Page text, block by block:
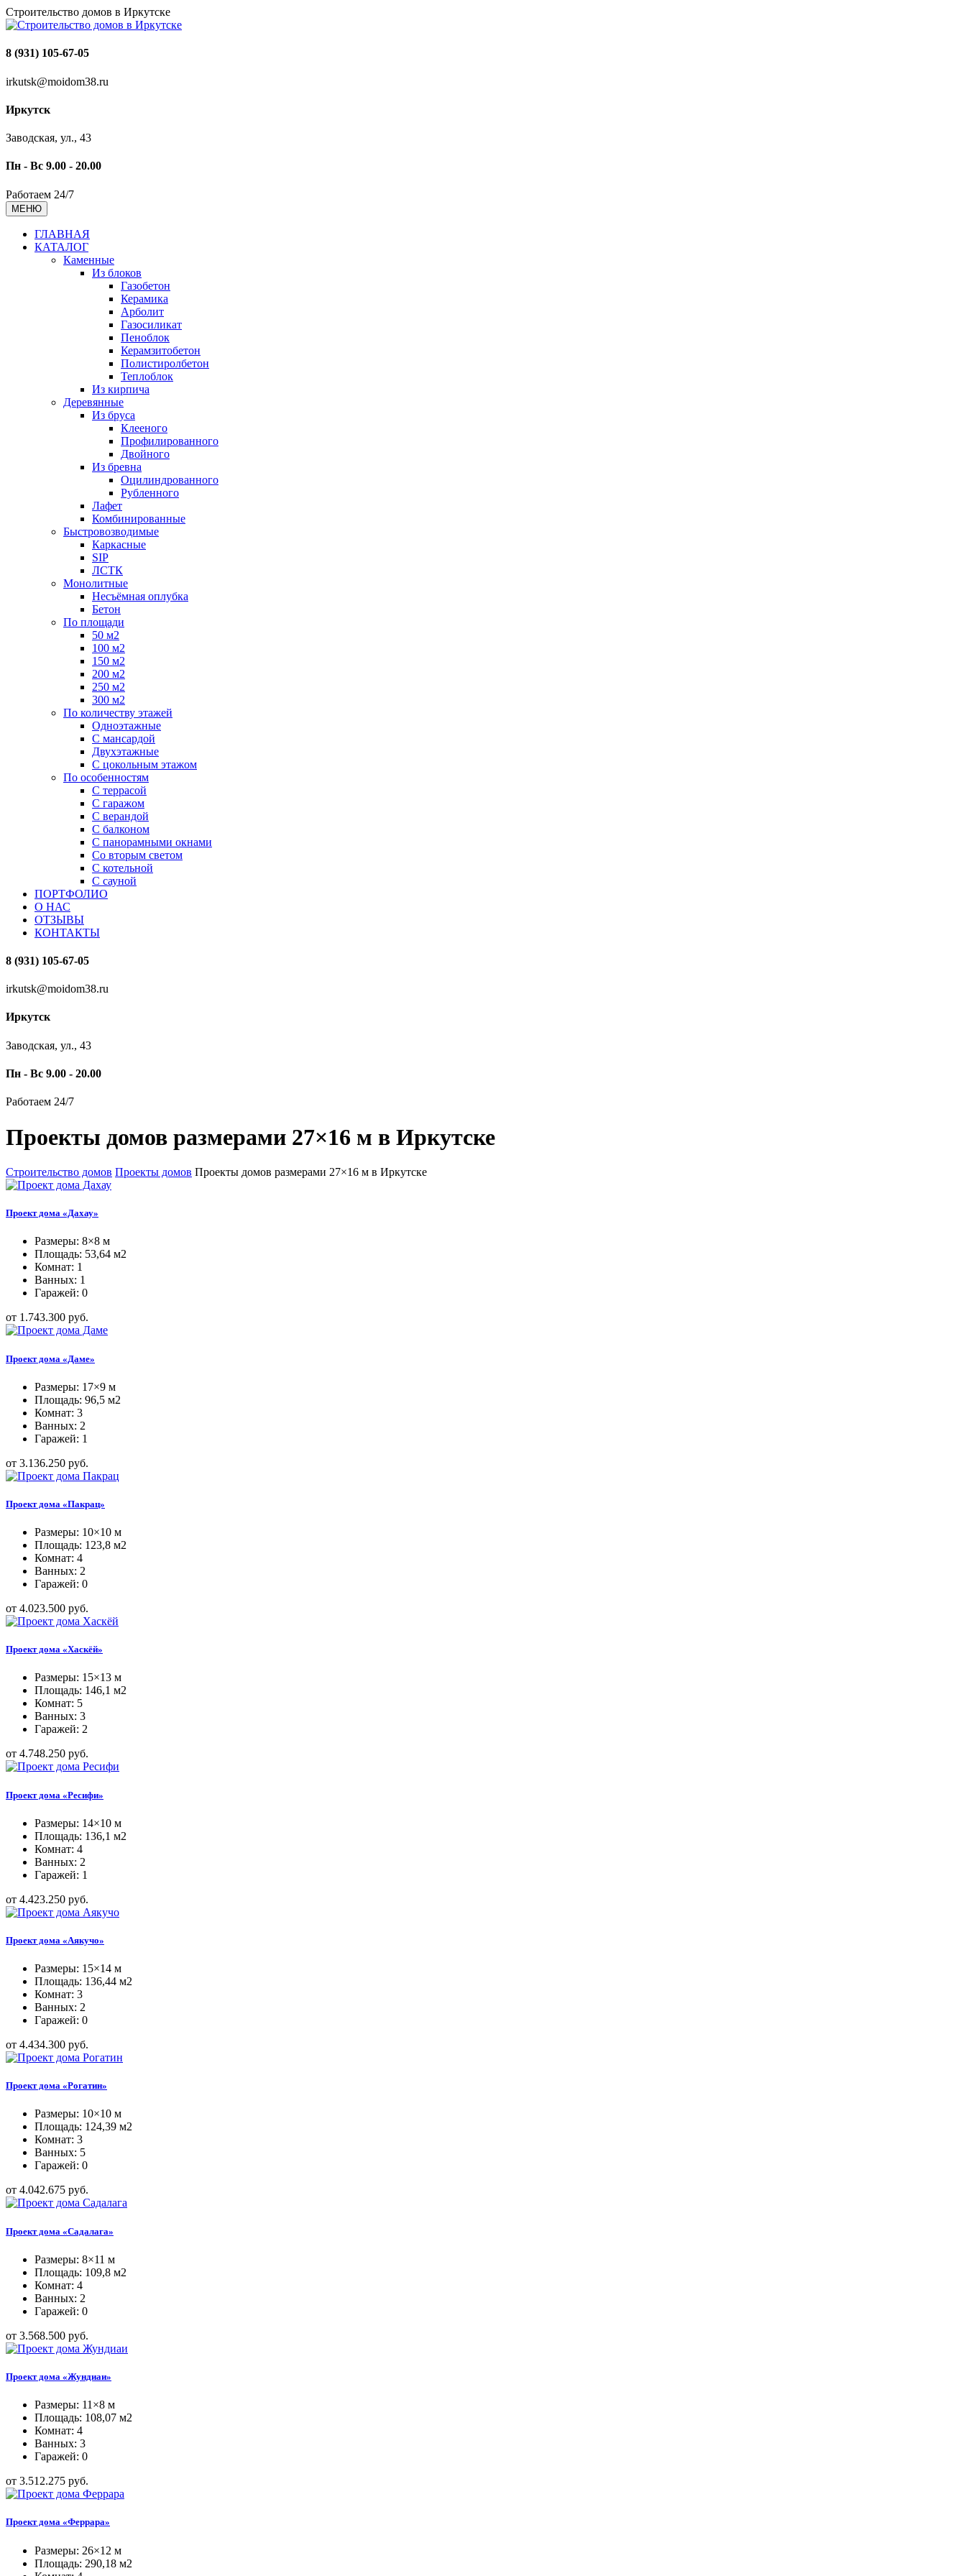
Строительство домов в Иркутске
8 (931) 105-67-05
irkutsk@moidom38.ru
Иркутск
Заводская, ул., 43
Пн - Вс 9.00 - 20.00
Работаем 24/7
МЕНЮ
ГЛАВНАЯ
КАТАЛОГ
Каменные
Из блоков
Газобетон
Керамика
Арболит
Газосиликат
Пеноблок
Керамзитобетон
Полистиролбетон
Теплоблок
Из кирпича
Деревянные
Из бруса
Клееного
Профилированного
Двойного
Из бревна
Оцилиндрованного
Рубленного
Лафет
Комбинированные
Быстровозводимые
Каркасные
SIP
ЛСТК
Монолитные
Несъёмная оплубка
Бетон
По площади
50 м2
100 м2
150 м2
200 м2
250 м2
300 м2
По количеству этажей
Одноэтажные
С мансардой
Двухэтажные
С цокольным этажом
По особенностям
С террасой
С гаражом
С верандой
С балконом
С панорамными окнами
Со вторым светом
С котельной
С сауной
ПОРТФОЛИО
О НАС
ОТЗЫВЫ
КОНТАКТЫ
8 (931) 105-67-05
irkutsk@moidom38.ru
Иркутск
Заводская, ул., 43
Пн - Вс 9.00 - 20.00
Работаем 24/7
Проекты домов размерами 27×16 м в Иркутске
Строительство домов Проекты домов Проекты домов размерами 27×16 м в Иркутске
Проект дома «Дахау»
Размеры: 8×8 м
Площадь: 53,64 м2
Комнат: 1
Ванных: 1
Гаражей: 0
от 1.743.300 руб.
Проект дома «Даме»
Размеры: 17×9 м
Площадь: 96,5 м2
Комнат: 3
Ванных: 2
Гаражей: 1
от 3.136.250 руб.
Проект дома «Пакрац»
Размеры: 10×10 м
Площадь: 123,8 м2
Комнат: 4
Ванных: 2
Гаражей: 0
от 4.023.500 руб.
Проект дома «Хаскёй»
Размеры: 15×13 м
Площадь: 146,1 м2
Комнат: 5
Ванных: 3
Гаражей: 2
от 4.748.250 руб.
Проект дома «Ресифи»
Размеры: 14×10 м
Площадь: 136,1 м2
Комнат: 4
Ванных: 2
Гаражей: 1
от 4.423.250 руб.
Проект дома «Аякучо»
Размеры: 15×14 м
Площадь: 136,44 м2
Комнат: 3
Ванных: 2
Гаражей: 0
от 4.434.300 руб.
Проект дома «Рогатин»
Размеры: 10×10 м
Площадь: 124,39 м2
Комнат: 3
Ванных: 5
Гаражей: 0
от 4.042.675 руб.
Проект дома «Садалага»
Размеры: 8×11 м
Площадь: 109,8 м2
Комнат: 4
Ванных: 2
Гаражей: 0
от 3.568.500 руб.
Проект дома «Жундиаи»
Размеры: 11×8 м
Площадь: 108,07 м2
Комнат: 4
Ванных: 3
Гаражей: 0
от 3.512.275 руб.
Проект дома «Феррара»
Размеры: 26×12 м
Площадь: 290,18 м2